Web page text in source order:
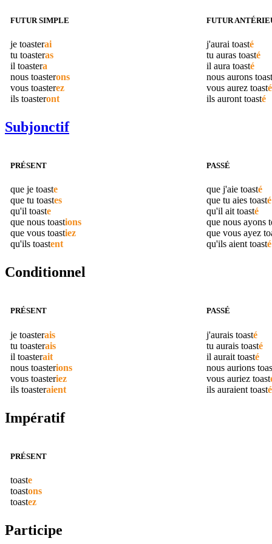
FUTUR SIMPLE
je toasterai
tu toasteras
il toastera
nous toasterons
vous toasterez
ils toasteront
FUTUR
j'aurai toasté
tu auras toasté
il aura toasté
nous aurons toast
vous aurez toasté
ils auront toasté
Subjonctif
PRÉSENT
que je toaste
que tu toastes
qu'il toaste
que nous toastions
que vous toastiez
qu'ils toastent
PASSÉ
que j'aie toasté
que tu aies toasté
qu'il ait toasté
que nous ayons
que vous ayez
qu'ils aient toasté
Conditionnel
PRÉSENT
je toasterais
tu toasterais
il toasterait
nous toasterions
vous toasteriez
ils toasteraient
PASSÉ
j'aurais toasté
tu aurais toasté
il aurait toasté
nous aurions
vous auriez toast
ils auraient toasté
Impératif
PRÉSENT
toaste
toastons
toastez
Participe